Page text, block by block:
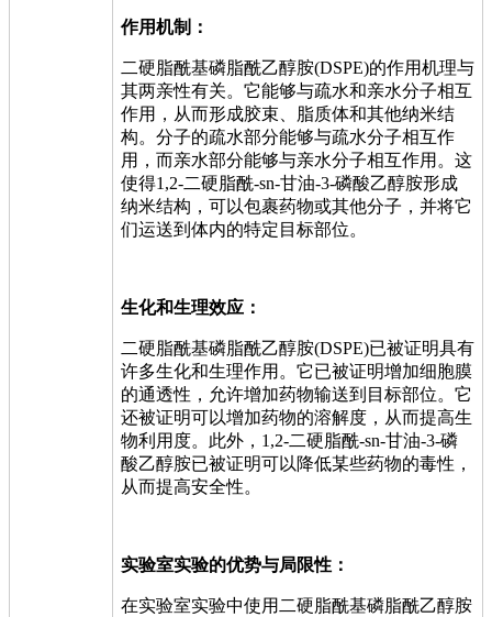
作用机制：
二硬脂酰基磷脂酰乙醇胺(DSPE)的作用机理与
其两亲性有关。它能够与疏水和亲水分子相互
作用，从而形成胶束、脂质体和其他纳米结
构。分子的疏水部分能够与疏水分子相互作
用，而亲水部分能够与亲水分子相互作用。这
使得1,2-二硬脂酰-sn-甘油-3-磷酸乙醇胺形成
纳米结构，可以包裹药物或其他分子，并将它
们运送到体内的特定目标部位。
生化和生理效应：
二硬脂酰基磷脂酰乙醇胺(DSPE)已被证明具有
许多生化和生理作用。它已被证明增加细胞膜
的通透性，允许增加药物输送到目标部位。它
还被证明可以增加药物的溶解度，从而提高生
物利用度。此外，1,2-二硬脂酰-sn-甘油-3-磷
酸乙醇胺已被证明可以降低某些药物的毒性，
从而提高安全性。
实验室实验的优势与局限性：
在实验室实验中使用二硬脂酰基磷脂酰乙醇胺